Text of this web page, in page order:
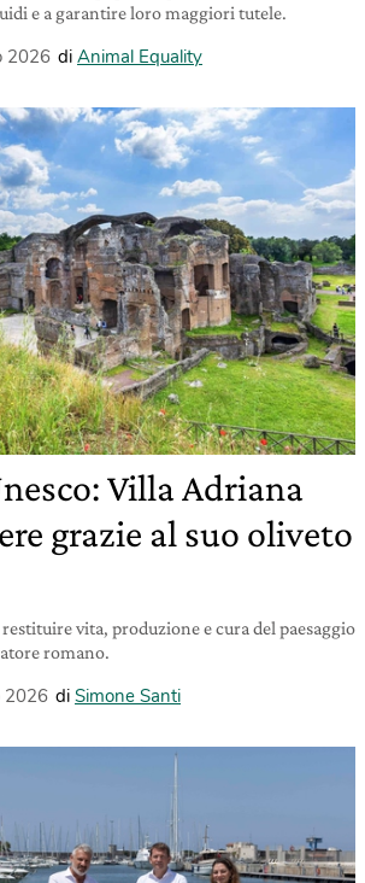
e a garantire loro maggiori tutele.
2026 di Animal Equality
Villa Adriana
grazie al suo oliveto
vita, produzione e cura del paesaggio
romano.
2026 di Simone Santi